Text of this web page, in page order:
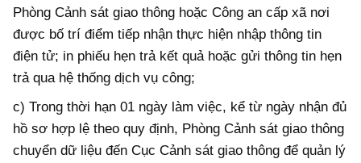
Phòng Cảnh sát giao thông hoặc Công an cấp xã nơi
được bố trí điểm tiếp nhận thực hiện nhập thông tin
điện tử; in phiếu hẹn trả kết quả hoặc gửi thông tin hẹn
trả qua hệ thống dịch vụ công;
c) Trong thời hạn 01 ngày làm việc, kể từ ngày nhận đủ
hồ sơ hợp lệ theo quy định, Phòng Cảnh sát giao thông
chuyển dữ liệu đến Cục Cảnh sát giao thông để quản lý